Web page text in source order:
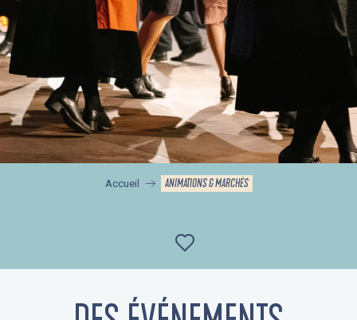
Accueil ANIMATIONS & MARCHÉS
Ajouter aux